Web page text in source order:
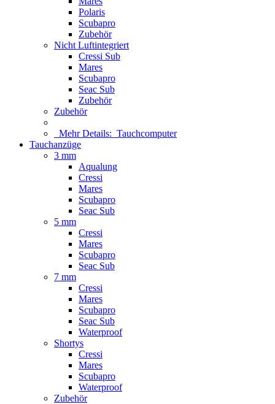
Polaris
Scubapro
Zubehör
Nicht Luftintegriert
Cressi Sub
Mares
Scubapro
Seac Sub
Zubehör
Zubehör
Mehr Details: Tauchcomputer
Tauchanzüge
3 mm
Aqualung
Cressi
Mares
Scubapro
Seac Sub
5 mm
Cressi
Mares
Scubapro
Seac Sub
7 mm
Cressi
Mares
Scubapro
Seac Sub
Waterproof
Shortys
Cressi
Mares
Scubapro
Waterproof
Zubehör